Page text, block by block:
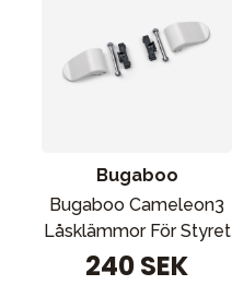
Bugaboo
Bugaboo Cameleon3
Låsklämmor För Styret
240 SEK